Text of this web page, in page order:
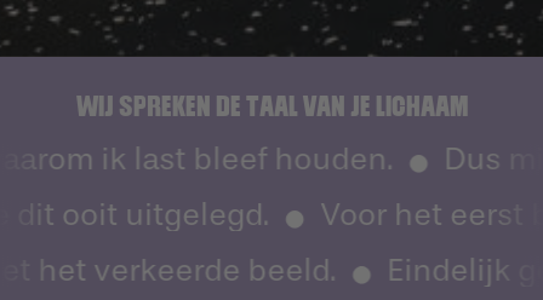
WIJ SPREKEN DE TAAL VAN JE LICHAAM
ik last bleef houden.
Dus
ooit uitgelegd.
Voor het eerst
het verkeerde beeld.
Eindelijk